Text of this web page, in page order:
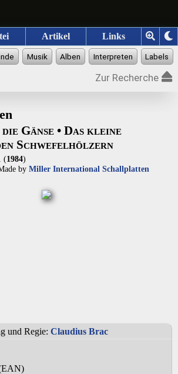
Artikel Links
Zur Recherche
Gänse • Das kleine
Schwefelhölzern
(1984)
by Miller International Schallplatten
und Regie: Claudius Brac